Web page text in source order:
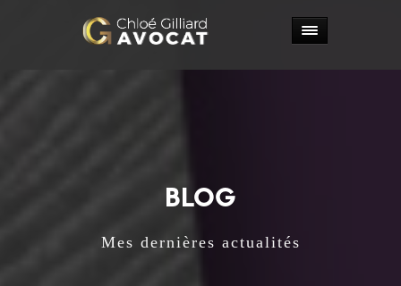
BLOG
Mes dernières actualités